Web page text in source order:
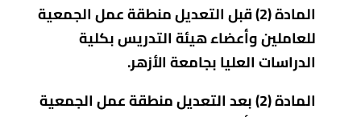
المادة (2) قبل التعديل منطقة عمل الجمعية
للعاملين وأعضاء هيئة التدريس بكلية
الدراسات العليا بجامعة الأزهر.
المادة (2) بعد التعديل منطقة عمل الجمعية